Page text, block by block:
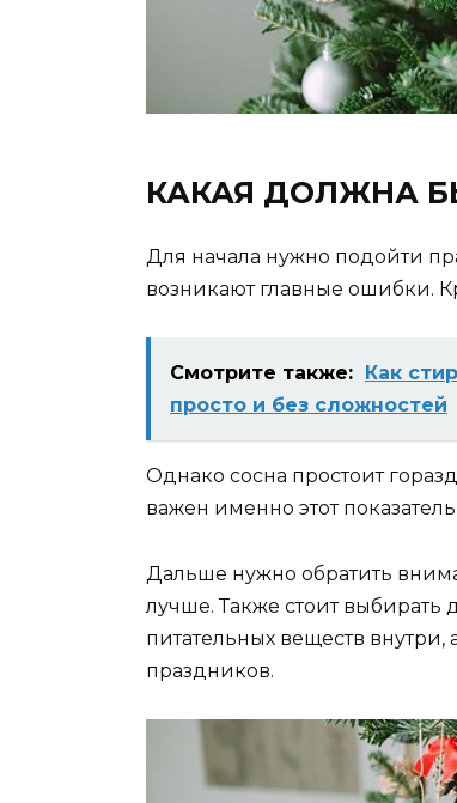
КАКАЯ ДОЛЖНА
Для начала нужно подойти
возникают главные ошибки.
Смотрите также:
Как
просто и без сложностей
Однако сосна простоит
важен именно этот
Дальше нужно обратить
лучше. Также стоит выбирать
питательных веществ внутри,
праздников.